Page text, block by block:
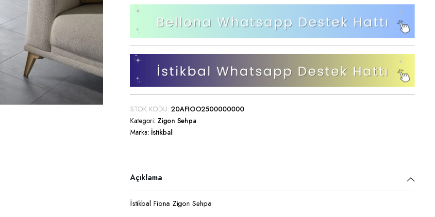
Saç Düzleştirici
Saç Sakal Kesme Makineleri
Diğer Küçük Ev Aletleri
TV Ünitesi
TV Sehpası
Orta Sehpa
Zigon Sehpa
Yan Sehpa
Bahçe ve Balkon Salıncakları
Bahçe ve Balkon Takımları
STOK KODU: 20AFIOO2500000000
Kategori: Zigon Sehpa
Marka: İstikbal
Açıklama
İstikbal Fiona Zigon Sehpa